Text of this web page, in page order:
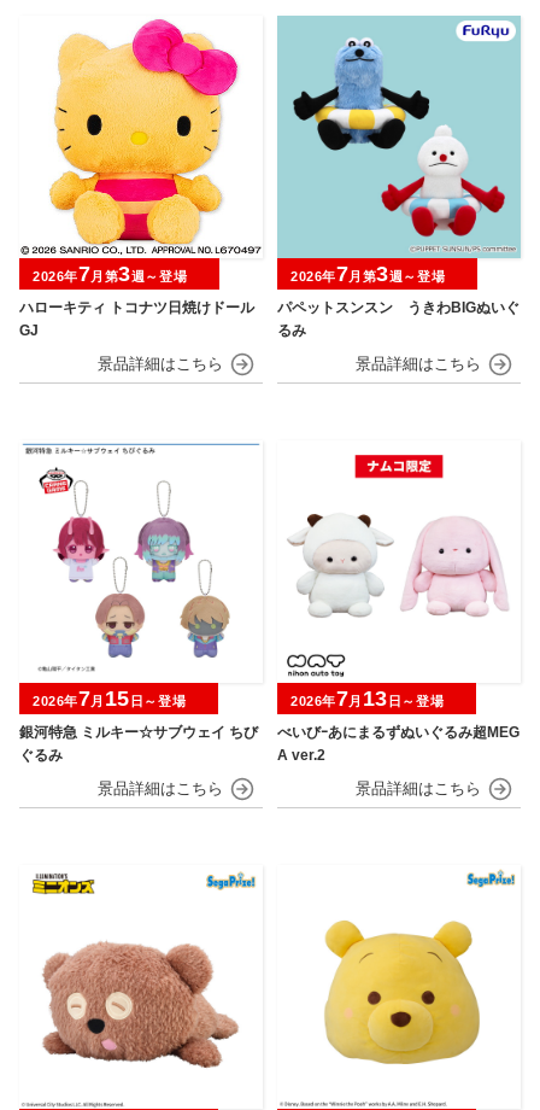
ハローキティ トコナツ日焼けドール
GJ
2026年7月第3週～登場
パペットスンスン うきわBIGぬいぐ
るみ
2026年7月第3週～登場
銀河特急 ミルキー☆サブウェイ ちび
ぐるみ
2026年7月 15 日～登場
べいびｰあにまるずぬいぐるみ超MEG
A ver.2
2026年7月 13 日～登場